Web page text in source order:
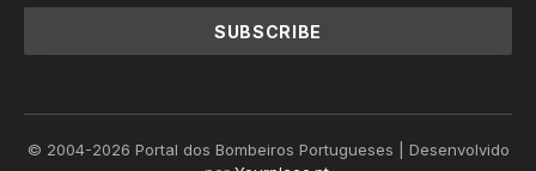
© 2004-2026 Portal dos Bombeiros Portugueses | Desenvolvido